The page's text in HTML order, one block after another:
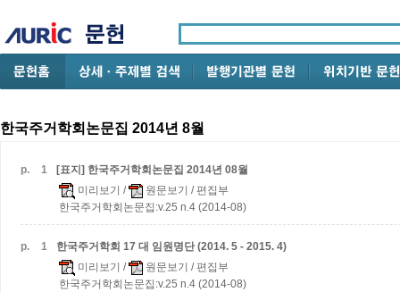
한국주거학회논문집 2014년 8월
p. 1
[표지] 한국주거학회논문집 2014년 08월
미리보기 / 원문보기 / 편집부
한국주거학회논문집:v.25 n.4 (2014-08)
p. 1
한국주거학회 17 대 임원명단 (2014. 5 - 2015. 4)
미리보기 / 원문보기 / 편집부
한국주거학회논문집:v.25 n.4 (2014-08)